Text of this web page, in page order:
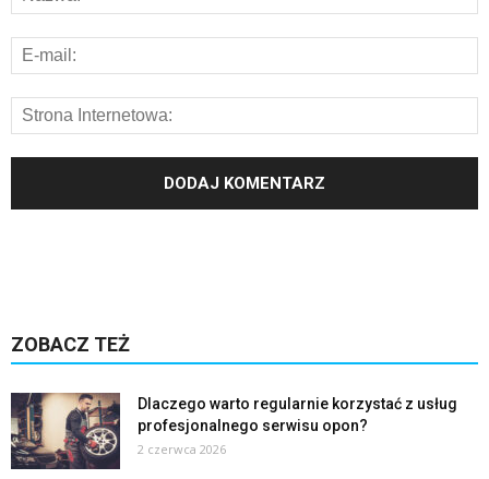
ZOBACZ TEŻ
Dlaczego warto regularnie korzystać z usług
profesjonalnego serwisu opon?
2 czerwca 2026